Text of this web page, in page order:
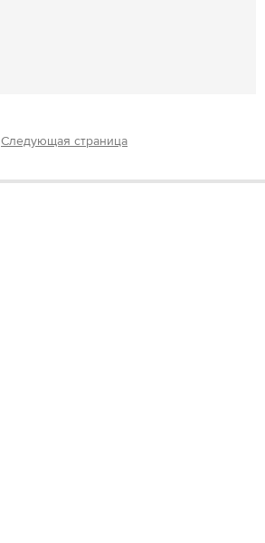
Следующая страница